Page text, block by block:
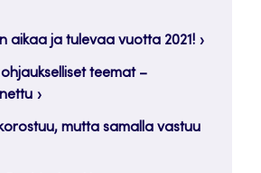
aikaa ja tulevaa vuotta 2021!
teemat –
mutta samalla vastuu